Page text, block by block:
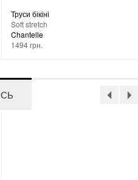
Труси бікіні
Soft stretch
Chantelle
1494 грн.